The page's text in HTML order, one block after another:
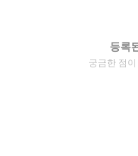
등록
궁금한 점